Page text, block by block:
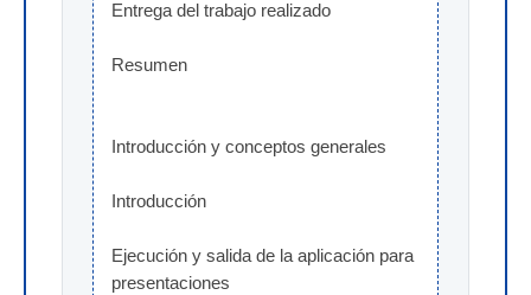
Entrega del trabajo realizado
Resumen
Introducción y conceptos generales
Introducción
Ejecución y salida de la aplicación para
presentaciones